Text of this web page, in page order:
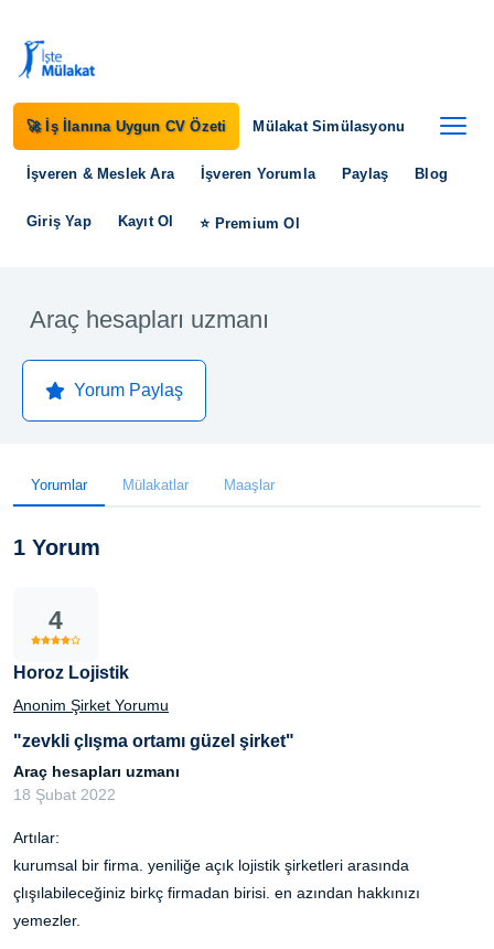
🚀 İş İlanına Uygun CV Özeti Mülakat Simülasyonu
İşveren & Meslek Ara İşveren Yorumla Paylaş Blog
Giriş Yap Kayıt Ol ⭐ Premium Ol
Araç hesapları uzmanı
Yorum Paylaş
Yorumlar Mülakatlar Maaşlar
1 Yorum
4
Horoz Lojistik
Anonim Şirket Yorumu
"zevkli çlışma ortamı güzel şirket"
Araç hesapları uzmanı
18 Şubat 2022
Artılar:
kurumsal bir firma. yeniliğe açık lojistik şirketleri arasında
çlışılabileceğiniz birkç firmadan birisi. en azından hakkınızı
yemezler.